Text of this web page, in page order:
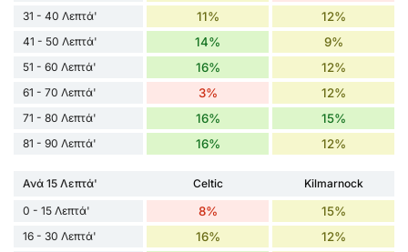
31 - 40 Λεπτά' 11% 12%
41 - 50 Λεπτά' 14% 9%
51 - 60 Λεπτά' 16% 12%
61 - 70 Λεπτά' 3% 12%
71 - 80 Λεπτά' 16% 15%
81 - 90 Λεπτά' 16% 12%
Ανά 15 Λεπτά' Celtic
Kilmarnock
0 - 15 Λεπτά'
8% 15%
16 - 30 Λεπτά' 16% 12%